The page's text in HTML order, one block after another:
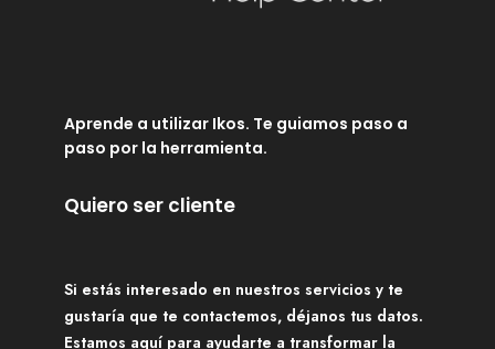
Aprende a utilizar Ikos. Te guiamos paso a
paso por la herramienta.
Quiero ser cliente
Si estás interesado en nuestros servicios y te
gustaría que te contactemos, déjanos tus datos.
Estamos aquí para ayudarte a transformar la